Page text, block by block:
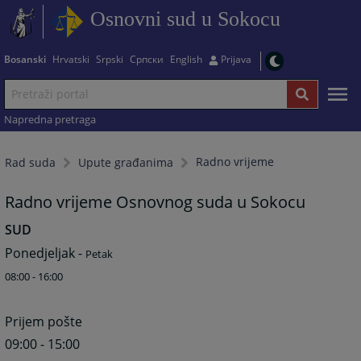
Osnovni sud u Sokocu
Bosanski Hrvatski Srpski Српски English Prijava
Napredna pretraga
Rad suda Upute građanima Radno vrijeme
Radno vrijeme Osnovnog suda u Sokocu
SUD
Ponedjeljak - Petak
08:00 - 16:00
Prijem pošte
09:00 - 15:00